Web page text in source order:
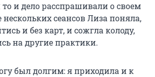
и дело расспрашивали о своем
сеансов Лиза поняла,
и без карт, и сожгла колоду,
на другие практики.
был долгим: я приходила и к